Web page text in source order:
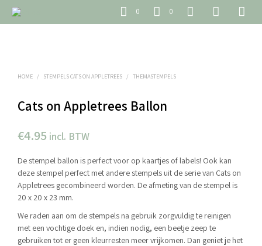
0 0
HOME / STEMPELS CATS ON APPLETREES / THEMASTEMPELS
Cats on Appletrees Ballon
€4.95 incl. BTW
De stempel ballon is perfect voor op kaartjes of labels! Ook kan
deze stempel perfect met andere stempels uit de serie van Cats on
Appletrees gecombineerd worden. De afmeting van de stempel is
20 x 20 x 23 mm.
We raden aan om de stempels na gebruik zorgvuldig te reinigen
met een vochtige doek en, indien nodig, een beetje zeep te
gebruiken tot er geen kleurresten meer vrijkomen. Dan geniet je het